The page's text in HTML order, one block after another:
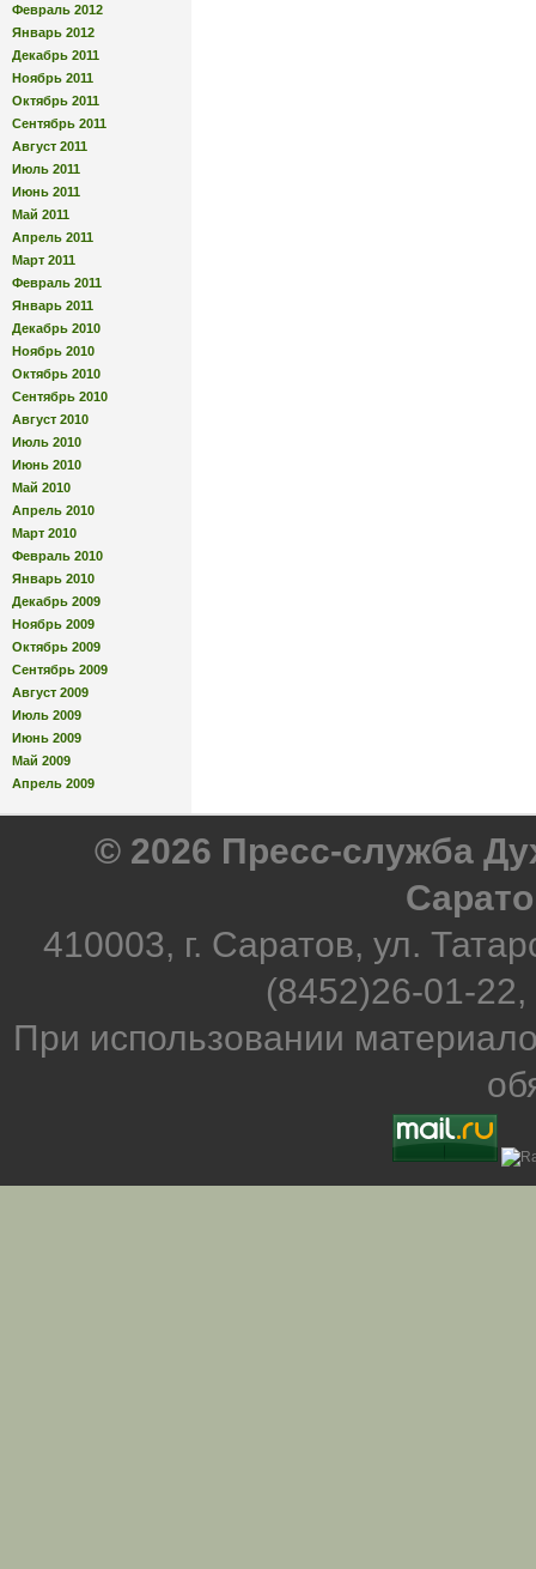
Февраль 2012
Январь 2012
Декабрь 2011
Ноябрь 2011
Октябрь 2011
Сентябрь 2011
Август 2011
Июль 2011
Июнь 2011
Май 2011
Апрель 2011
Март 2011
Февраль 2011
Январь 2011
Декабрь 2010
Ноябрь 2010
Октябрь 2010
Сентябрь 2010
Август 2010
Июль 2010
Июнь 2010
Май 2010
Апрель 2010
Март 2010
Февраль 2010
Январь 2010
Декабрь 2009
Ноябрь 2009
Октябрь 2009
Сентябрь 2009
Август 2009
Июль 2009
Июнь 2009
Май 2009
Апрель 2009
© 2026 Пресс-служба
410003, г. Саратов, ул.
(8452)26-01-
При использовании